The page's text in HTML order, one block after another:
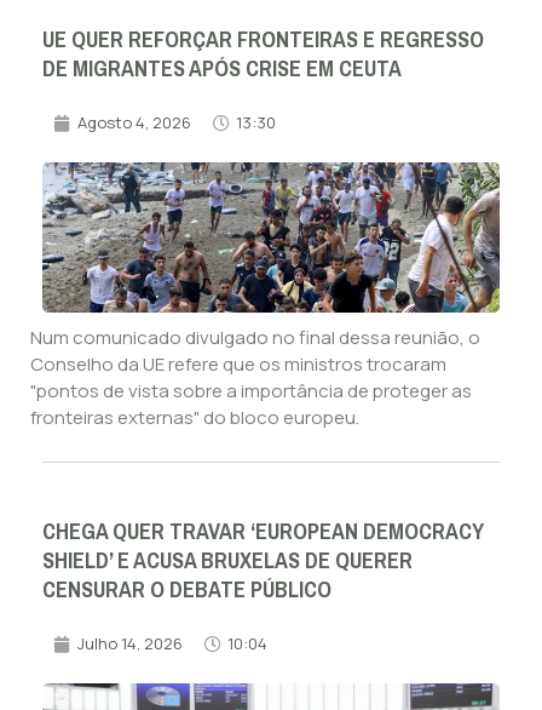
UE QUER REFORÇAR FRONTEIRAS E REGRESSO
DE MIGRANTES APÓS CRISE EM CEUTA
Agosto 4, 2026 13:30
Num comunicado divulgado no final dessa reunião, o
Conselho da UE refere que os ministros trocaram
"pontos de vista sobre a importância de proteger as
fronteiras externas" do bloco europeu.
CHEGA QUER TRAVAR ‘EUROPEAN DEMOCRACY
SHIELD’ E ACUSA BRUXELAS DE QUERER
CENSURAR O DEBATE PÚBLICO
Julho 14, 2026 10:04